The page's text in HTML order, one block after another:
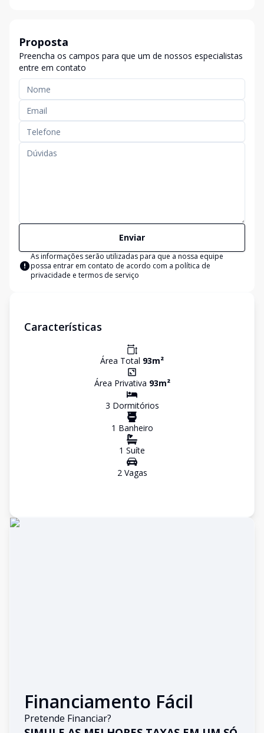
Proposta
Preencha os campos para que um de nossos especialistas
entre em contato
Enviar
As informações serão utilizadas para que a nossa equipe
possa entrar em contato de acordo com a política de
privacidade e termos de serviço
Características
Área Total 93m²
Área Privativa 93m²
3 Dormitórios
1 Banheiro
1 Suíte
2Vagas
Financiamento Fácil
Pretende Financiar?